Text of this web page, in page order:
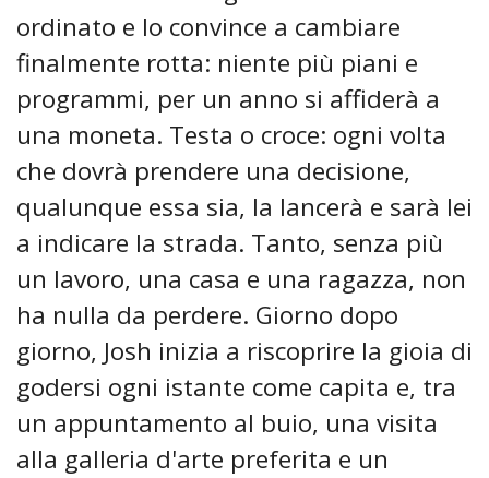
ordinato e lo convince a cambiare
finalmente rotta: niente più piani e
programmi, per un anno si affiderà a
una moneta. Testa o croce: ogni volta
che dovrà prendere una decisione,
qualunque essa sia, la lancerà e sarà lei
a indicare la strada. Tanto, senza più
un lavoro, una casa e una ragazza, non
ha nulla da perdere. Giorno dopo
giorno, Josh inizia a riscoprire la gioia di
godersi ogni istante come capita e, tra
un appuntamento al buio, una visita
alla galleria d'arte preferita e un